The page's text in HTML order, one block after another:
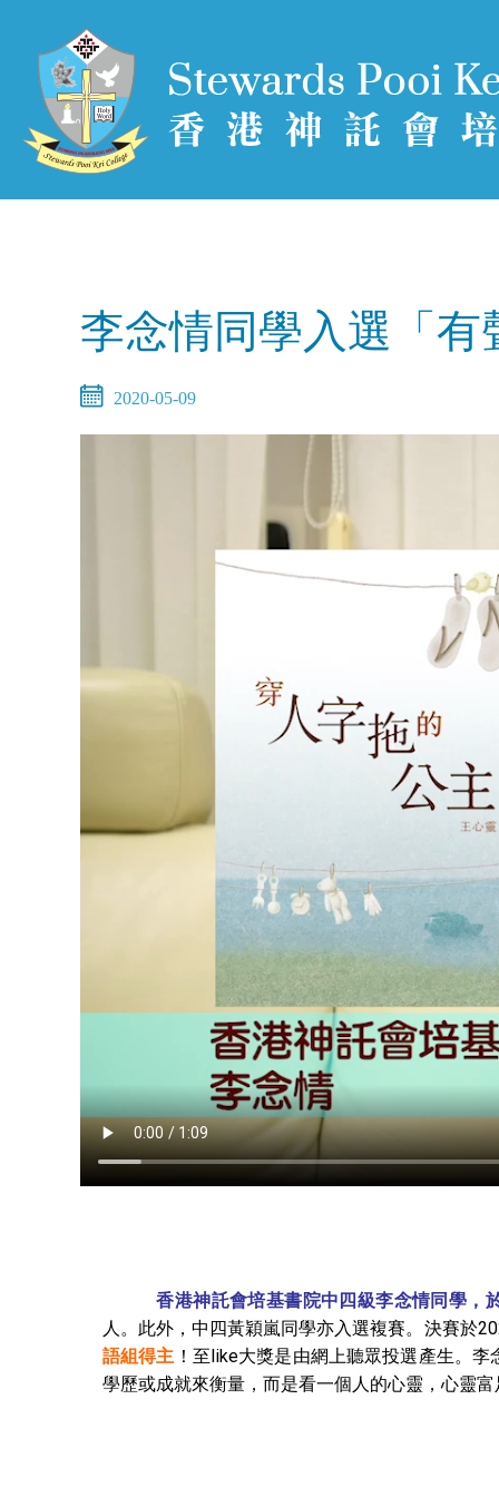
李念情同學入選「有
2020-05-09
香港神託會培基書院中四級李念情同學，
人。此外，中四黃穎嵐同學亦入選複賽。決賽於
語組得主 ！至like大獎是由網上聽眾投選產生。
學歷或成就來衡量，而是看一個人的心靈，心靈